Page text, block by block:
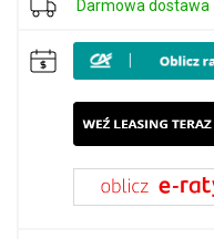
Darmowa dostawa